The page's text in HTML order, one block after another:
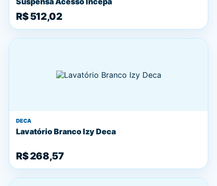
R$ 512,02
DECA
Lavatório Branco Izy Deca
R$ 268,57